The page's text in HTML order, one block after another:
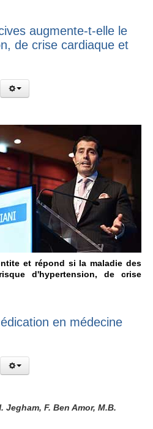
augmente-t-elle le
de crise cardiaque et
et répond si la maladie des
d'hypertension, de crise
en médecine
Jegham, F. Ben Amor, M.B.